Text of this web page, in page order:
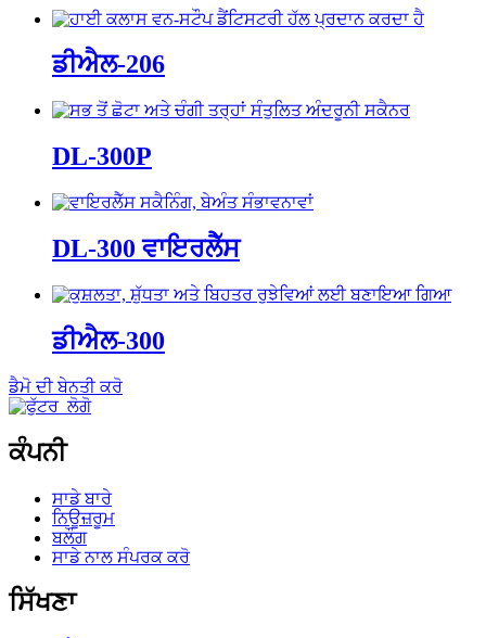
ਡੀਐਲ-206
DL-300P
DL-300 ਵਾਇਰਲੈੱਸ
ਡੀਐਲ-300
ਡੈਮੋ ਦੀ ਬੇਨਤੀ ਕਰੋ
ਕੰਪਨੀ
ਸਾਡੇ ਬਾਰੇ
ਨਿਊਜ਼ਰੂਮ
ਬਲੌਗ
ਸਾਡੇ ਨਾਲ ਸੰਪਰਕ ਕਰੋ
ਸਿੱਖਣਾ